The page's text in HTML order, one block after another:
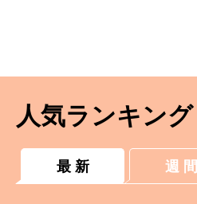
人気ランキング
最 新 週 間